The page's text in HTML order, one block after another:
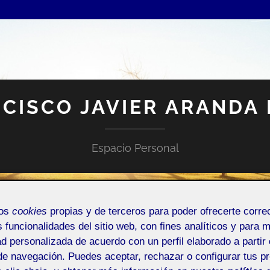
JAVIER ARANDA
Espacio Personal
DE INCIDENCIAS O SUGERENCIAS
cookies propias y de terceros para poder ofrecerte
funcionalidades del sitio web, con fines analíticos y para
personalizada de acuerdo con un perfil elaborado a partir
navegación. Puedes aceptar, rechazar o configurar tus